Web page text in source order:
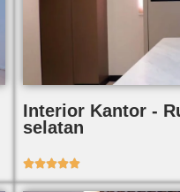
Interior Kantor -
selatan
